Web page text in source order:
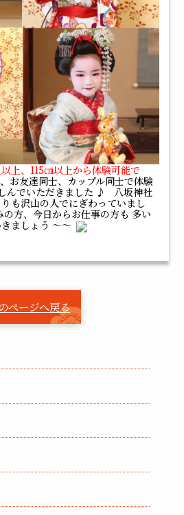
上、115㎝以上から体験可能で
お友達同士、カップル同士で体験
んでいただきました ♪ 八坂神社
も沢山の人でにぎわっていまし
方、今日からお仕事の方も 多い
ましょう ～～
ページへ戻る